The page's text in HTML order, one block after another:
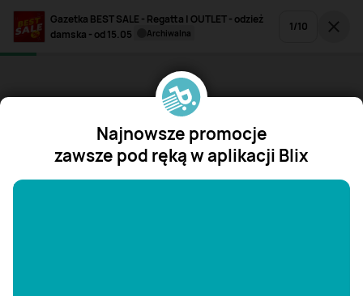
Gazetka BEST SALE - Regatta | OUTLET - odzież
damska - od 15.05
archiwalna 1/10
Najnowsze promocje
zawsze pod ręką w aplikacji Blix
"/>